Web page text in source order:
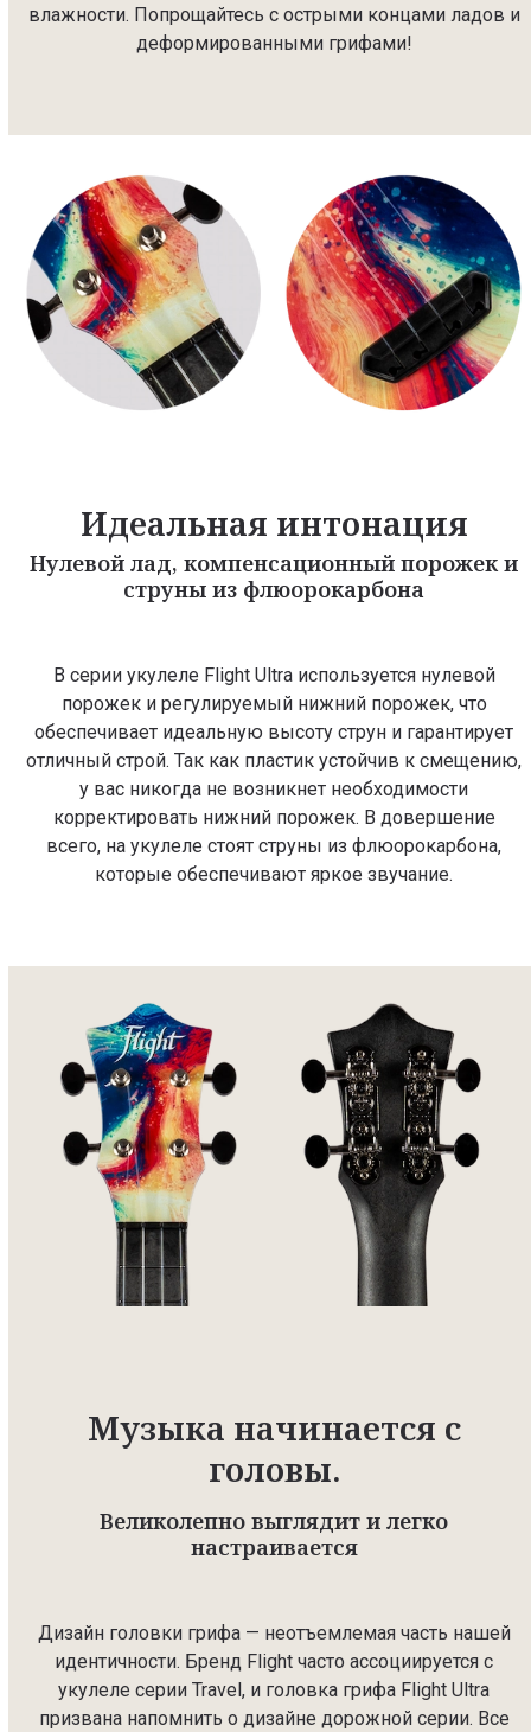
влажности. Попрощайтесь с острыми концами ладов и
деформированными грифами!
Идеальная интонация
Нулевой лад, компенсационный порожек и
струны из флюорокарбона
В серии укулеле Flight Ultra используется нулевой
порожек и регулируемый нижний порожек, что
обеспечивает идеальную высоту струн и гарантирует
отличный строй. Так как пластик устойчив к смещению,
у вас никогда не возникнет необходимости
корректировать нижний порожек. В довершение
всего, на укулеле стоят струны из флюорокарбона,
которые обеспечивают яркое звучание.
Музыка начинается с
головы.
Великолепно выглядит и легко
настраивается
Дизайн головки грифа — неотъемлемая часть нашей
идентичности. Бренд Flight часто ассоциируется с
укулеле серии Travel, и головка грифа Flight Ultra
призвана напомнить о дизайне дорожной серии. Все